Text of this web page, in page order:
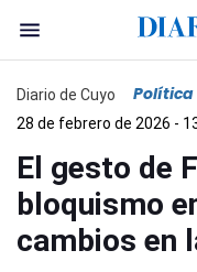
Diario de Cuyo Política
28 de febrero de 2026 -
El gesto de
bloquismo
cambios en